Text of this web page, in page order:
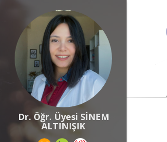
Dr. Öğr. Üyesi SİNEM
ALTINIŞIK